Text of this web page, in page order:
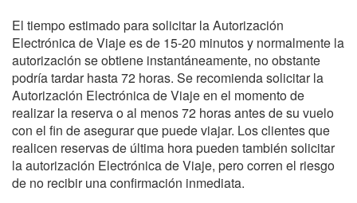
El tiempo estimado para solicitar la Autorización
Electrónica de Viaje es de 15-20 minutos y normalmente la
autorización se obtiene instantáneamente, no obstante
podría tardar hasta 72 horas. Se recomienda solicitar la
Autorización Electrónica de Viaje en el momento de
realizar la reserva o al menos 72 horas antes de su vuelo
con el fin de asegurar que puede viajar. Los clientes que
realicen reservas de última hora pueden también solicitar
la autorización Electrónica de Viaje, pero corren el riesgo
de no recibir una confirmación inmediata.